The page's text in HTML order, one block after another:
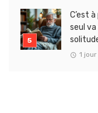
C’est
seul
1